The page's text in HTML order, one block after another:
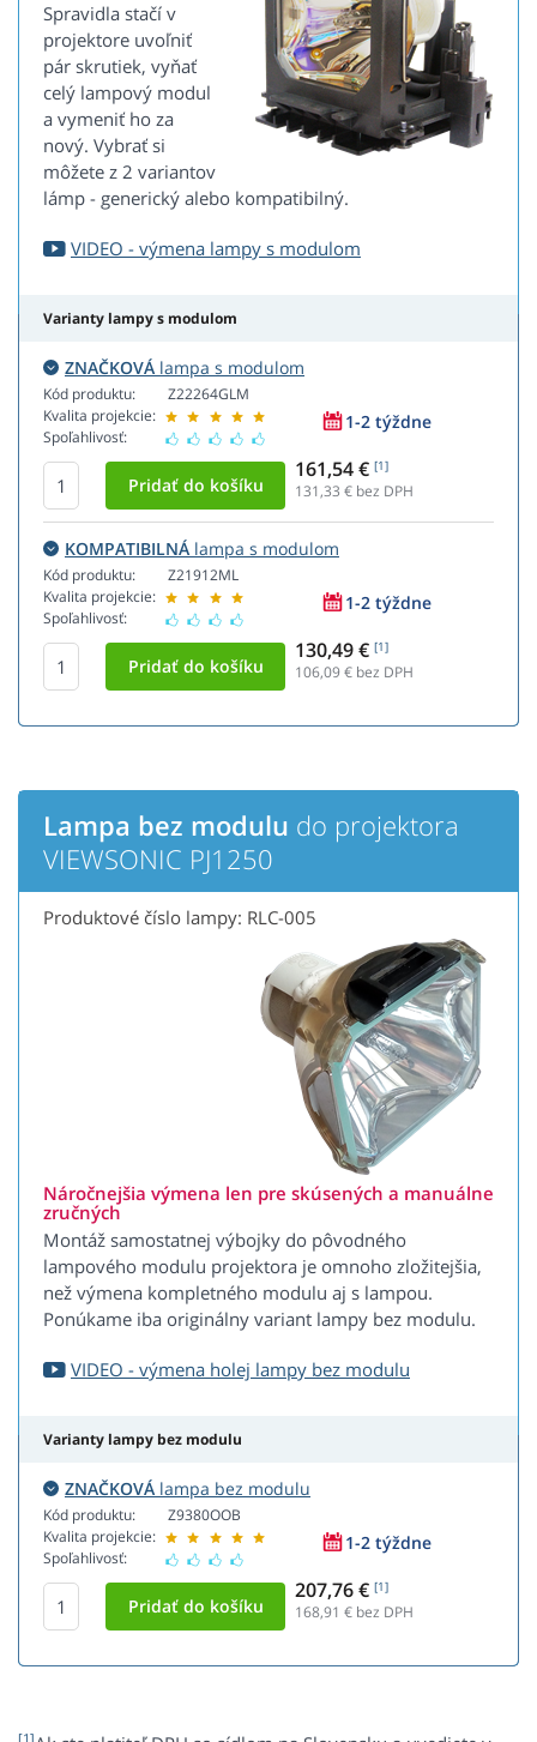
Spravidla stačí v
projektore uvoľniť
pár skrutiek, vyňať
celý lampový modul
a vymeniť ho za
nový. Vybrať si
môžete z 2 variantov
lámp - generický alebo kompatibilný.
VIDEO - výmena lampy s modulom
Varianty lampy s modulom
ZNAČKOVÁ lampa s modulom
Kód produktu:
Kvalita projekcie:
Spoľahlivosť:
Z22264GLM
1-2 týždne
161,54 € [1]
131,33 € bez DPH
KOMPATIBILNÁ lampa s modulom
Kód produktu:
Kvalita projekcie:
Spoľahlivosť:
Z21912ML
1-2 týždne
130,49 € [1]
106,09€ bez DPH
Lampa bez modulu do projektora
VIEWSONIC PJ1250
Produktové číslo lampy: RLC-005
Náročnejšia výmena len pre skúsených a manuálne
zručných
Montáž samostatnej výbojky do pôvodného
lampového modulu projektora je omnoho zložitejšia,
než výmena kompletného modulu aj s lampou.
Ponúkame iba originálny variant lampy bez modulu.
VIDEO - výmena holej lampy bez modulu
Varianty lampy bez modulu
ZNAČKOVÁ lampa bez modulu
Kód produktu:
Kvalita projekcie:
Spoľahlivosť:
Z9380OOB
1-2 týždne
207,76 € [1]
168,91 € bez DPH
[1]